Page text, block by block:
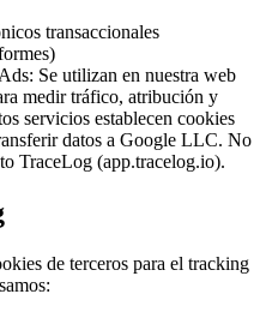
transaccionales
Se utilizan en nuestra web
medir tráfico, atribución y
servicios establecen cookies
datos a Google LLC. No
TraceLog (app.tracelog.io).
de terceros para el tracking